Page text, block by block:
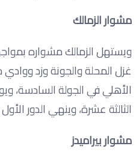
مشوار الزمالك
ويستهل الزمالك مشواره
غزل المحلة والجونة وزد
الأهلي في الجولة السادسة،
الثالثة عشرة، وينهي الدور
مشوار بيراميدز